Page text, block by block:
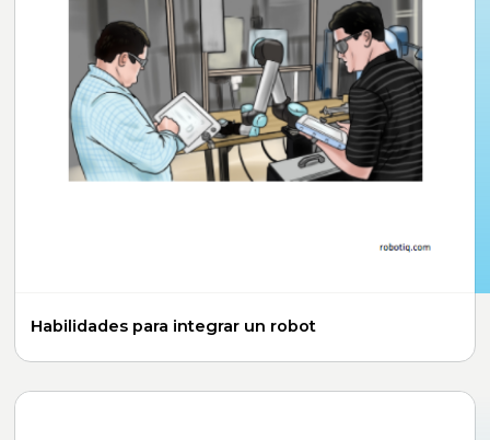
Habilidades para integrar un robot